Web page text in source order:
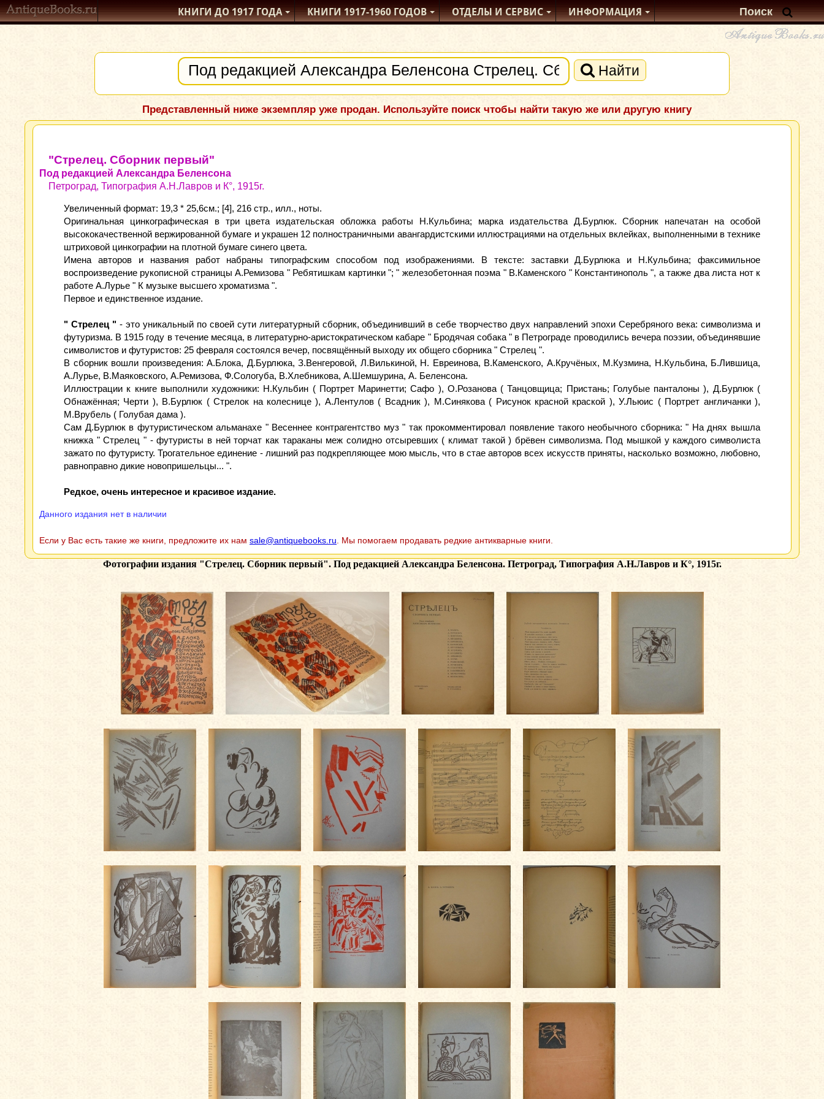
КНИГИ ДО 1917ГОДА КНИГИ1917-1960ГОДОВ ОТДЕЛЫИ СЕРВИС ИНФОРМАЦИЯ
Найти
Представленный ниже экземпляр уже продан. Используйте поиск чтобы найти такую же или другую книгу
"Стрелец. Сборник первый"
Под редакцией Александра Беленсона
Петроград, Типография А.Н.Лавров и К°, 1915г.
Увеличенный формат: 19,3 * 25,6см.; [4], 216 стр., илл., ноты.
Оригинальная цинкографическая в три цвета издательская обложка работы Н.Кульбина; марка издательства Д.Бурлюк. Сборник напечатан на особой
высококачественной вержированной бумаге и украшен 12 полностраничными авангардистскими иллюстрациями на отдельных вклейках, выполненными в технике
штриховой цинкографии на плотной бумаге синего цвета.
Имена авторов и названия работ набраны типографским способом под изображениями. В тексте: заставки Д.Бурлюка и Н.Кульбина; факсимильное
воспроизведение рукописной страницы А.Ремизова " Ребятишкам картинки "; " железобетонная поэма " В.Каменского " Константинополь ", а также два листа нот к
работе А.Лурье " К музыке высшего хроматизма ".
Первое и единственное издание.
" Стрелец "- это уникальный по своей сути литературный сборник, объединивший в себе творчество двух направлений эпохи Серебряного века: символизма и
футуризма. В 1915 году в течение месяца, в литературно-аристократическом кабаре " Бродячая собака " в Петрограде проводились вечера поэзии, объединявшие
символистов и футуристов: 25 февраля состоялся вечер, посвящённый выходу их общего сборника " Стрелец ".
В сборник вошли произведения: А.Блока, Д.Бурлюка, З.Венгеровой, Л.Вилькиной, Н. Евреинова, В.Каменского, А.Кручёных, М.Кузмина, Н.Кульбина, Б.Лившица,
А.Лурье, В.Маяковского, А.Ремизова, Ф.Сологуба, В.Хлебникова, А.Шемшурина, А. Беленсона.
Иллюстрации к книге выполнили художники: Н.Кульбин ( Портрет Маринетти; Сафо ), О.Розанова ( Танцовщица; Пристань; Голубые панталоны ), Д.Бурлюк (
Обнажённая; Черти ), В.Бурлюк ( Стрелок на колеснице ), А.Лентулов ( Всадник ), М.Синякова ( Рисунок красной краской ), У.Льюис ( Портрет англичанки ),
М.Врубель ( Голубая дама ).
Сам Д.Бурлюк в футуристическом альманахе " Весеннее контрагентство муз " так прокомментировал появление такого необычного сборника: " На днях вышла
книжка " Стрелец " - футуристы в ней торчат как тараканы меж солидно отсыревших ( климат такой ) брёвен символизма. Под мышкой у каждого символиста
зажато по футуристу. Трогательное единение - лишний раз подкрепляющее мою мысль, что в стае авторов всех искусств приняты, насколько возможно, любовно,
равноправно дикие новопришельцы... ".
Редкое, очень интересное и красивое издание.
Данного издания нет в наличии
Если у Вас есть такие же книги, предложите их нам sale@antiquebooks.ru . Мы помогаем продавать редкие антикварные книги.
Фотографии издания "Стрелец. Сборник первый". Под редакцией Александра Беленсона. Петроград, Типография А.Н.Лавров и К°, 1915г.